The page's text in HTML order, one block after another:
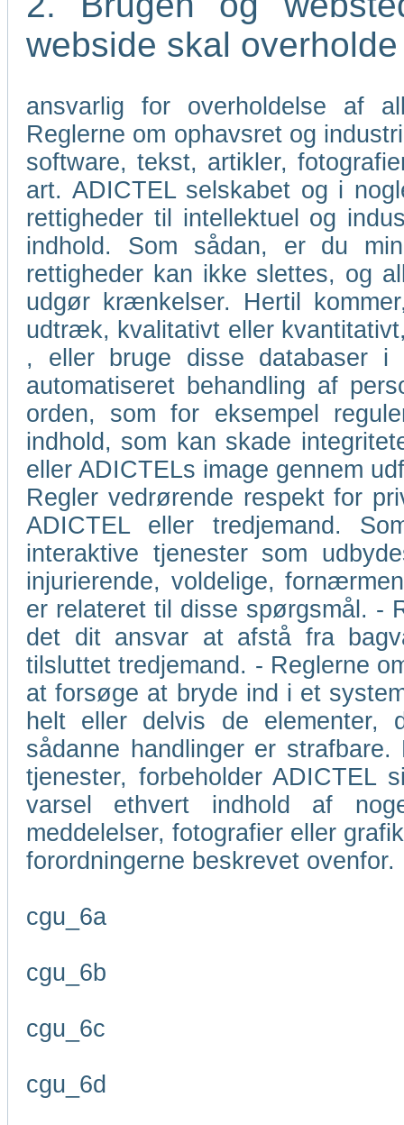
webside skal
ansvarlig for overholdelse af
Reglerne om ophavsret og
software, tekst, artikler,
art. ADICTEL selskabet og i
rettigheder til intellektuel og
indhold. Som sådan, er du
rettigheder kan ikke slettes, og
udgør krænkelser. Hertil
udtræk, kvalitativt eller
, eller bruge disse databaser i
automatiseret behandling af
orden, som for eksempel
indhold, som kan skade
eller ADICTELs image gennem
Regler vedrørende respekt for
ADICTEL eller tredjemand.
interaktive tjenester som
injurierende, voldelige,
er relateret til disse spørgsmål. -
det dit ansvar at afstå fra
tilsluttet tredjemand. - Reglerne
at forsøge at bryde ind i et
helt eller delvis de elementer,
sådanne handlinger er
tjenester, forbeholder ADICTEL
varsel ethvert indhold af
meddelelser, fotografier eller
forordningerne beskrevet ovenfor.
cgu_6a
cgu_6b
cgu_6c
cgu_6d